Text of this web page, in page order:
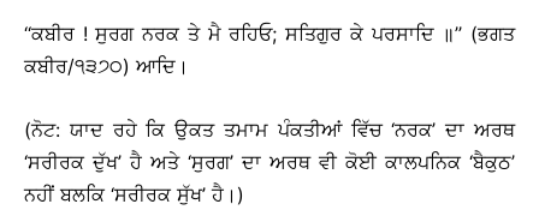
‘‘ਕਬੀਰ ! ਸੁਰਗ ਨਰਕ ਤੇ ਮੈ ਰਹਿਓ; ਸਤਿਗੁਰ ਕੇ ਪਰਸਾਦਿ ॥’’ (ਭਗਤ
ਕਬੀਰ/੧੩੭੦) ਆਦਿ।
(ਨੋਟ: ਯਾਦ ਰਹੇ ਕਿ ਉਕਤ ਤਮਾਮ ਪੰਕਤੀਆਂ ਵਿੱਚ ‘ਨਰਕ’ ਦਾ ਅਰਥ
‘ਸਰੀਰਕ ਦੁੱਖ’ ਹੈ ਅਤੇ ‘ਸੁਰਗ’ ਦਾ ਅਰਥ ਵੀ ਕੋਈ ਕਾਲਪਨਿਕ ‘ਬੈਕੁਠ’
ਨਹੀਂ ਬਲਕਿ ‘ਸਰੀਰਕ ਸੁੱਖ’ ਹੈ।)